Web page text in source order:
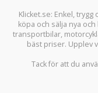
Klicket.se: Enkel,
köpa och sälja nya
transportbilar,
bäst priser. Upplev
Tack för att du